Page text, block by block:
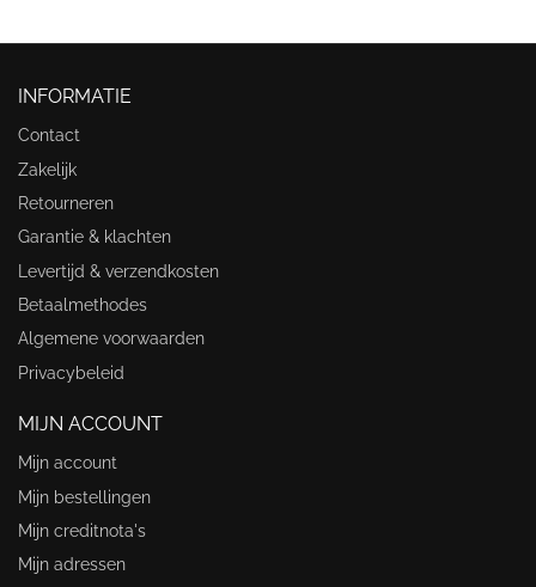
INFORMATIE
Contact
Zakelijk
Retourneren
Garantie & klachten
Levertijd & verzendkosten
Betaalmethodes
Algemene voorwaarden
Privacybeleid
MIJN ACCOUNT
Mijn account
Mijn bestellingen
Mijn creditnota's
Mijn adressen